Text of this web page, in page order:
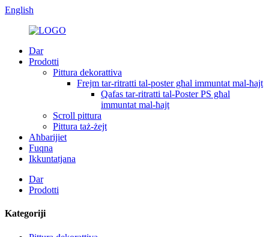
English
Dar
Prodotti
Pittura dekorattiva
Frejm tar-ritratti tal-poster għal immuntat mal-ħajt
Qafas tar-ritratti tal-Poster PS għal
immuntat mal-ħajt
Scroll pittura
Pittura taż-żejt
Aħbarijiet
Fuqna
Ikkuntatjana
Dar
Prodotti
Kategoriji